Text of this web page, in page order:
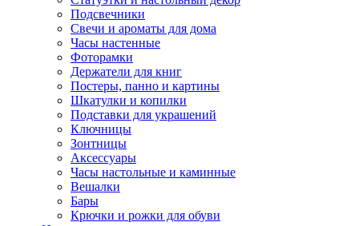
Подсвечники
Свечи и ароматы для дома
Часы настенные
Фоторамки
Держатели для книг
Постеры, панно и картины
Шкатулки и копилки
Подставки для украшений
Ключницы
Зонтницы
Аксессуары
Часы настольные и каминные
Вешалки
Бары
Крючки и рожки для обуви